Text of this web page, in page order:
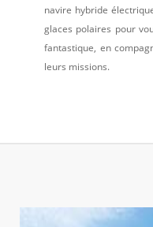
navire hybride
glaces polaires pour
fantastique, en
leurs missions.